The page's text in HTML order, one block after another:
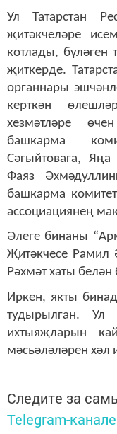
Ул Татарстан
җитәкчеләре
котлады, бүләген
җиткерде.
органнары
керткән
хезмәтләре
башкарма
Сәгыйтовага,
Фаяз
башкарма
ассоциациянең
Әлеге бинаны
Җитәкчесе Рамил
Рәхмәт хаты белән
Иркен, якты
тудырылган.
ихтыяҗларын
мәсьәләләрен хәл
Следите за
Telegram-канале